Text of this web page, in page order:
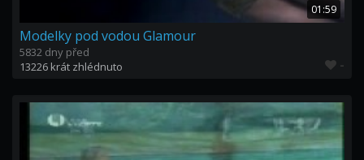
01:59
Modelky pod vodou Glamour
5832 dny před
13226 krát zhlédnuto
-